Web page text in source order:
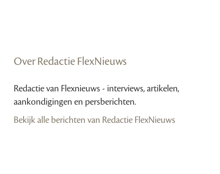
Over Redactie FlexNieuws
Redactie van Flexnieuws - interviews, artikelen,
aankondigingen en persberichten.
Bekijk alle berichten van Redactie FlexNieuws